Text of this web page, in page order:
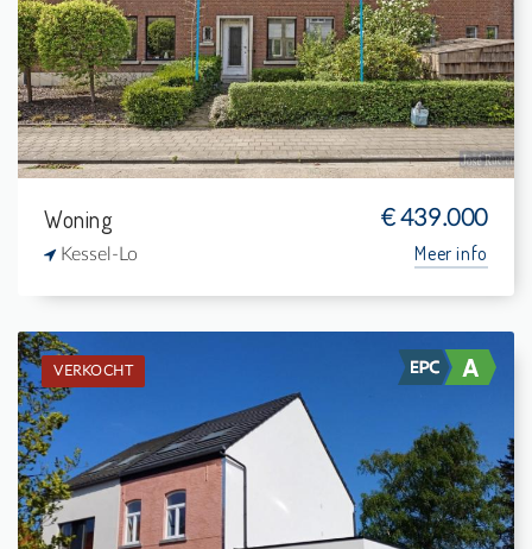
3
295 m²
1
-
Woning € 439.000
Kessel-Lo Meer info
VERKOCHT
Verkocht: Woning
3
519 m²